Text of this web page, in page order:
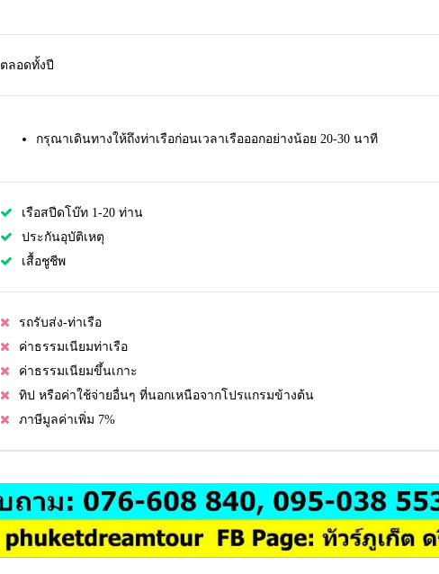
ตลอดทั้งปี
กรุณาเดินทางให้ถึงท่าเรือก่อนเวลาเรือออกอย่างน้อย 20-30 นาที
เรือสปีดโบ๊ท 1-20 ท่าน
ประกันอุบัติเหตุ
เสื้อชูชีพ
รถรับส่ง-ท่าเรือ
ค่าธรรมเนียมท่าเรือ
ค่าธรรมเนียมขึ้นเกาะ
ทิป หรือค่าใช้จ่ายอื่นๆ ที่นอกเหนือจากโปรแกรมข้างต้น
ภาษีมูลค่าเพิ่ม 7%